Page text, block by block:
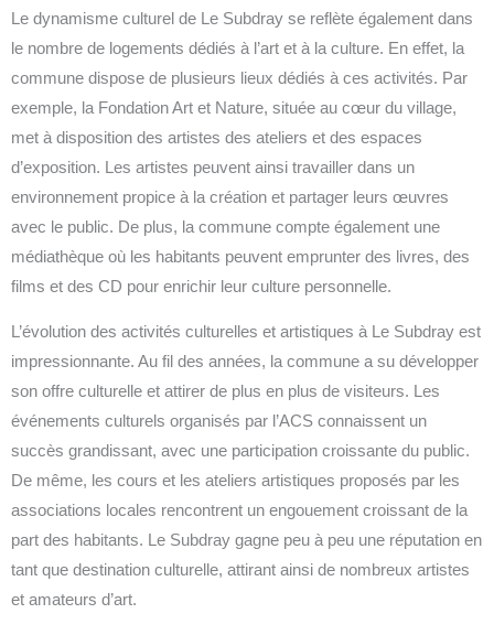
Le dynamisme culturel de Le Subdray se reflète également dans
le nombre de logements dédiés à l’art et à la culture. En effet, la
commune dispose de plusieurs lieux dédiés à ces activités. Par
exemple, la Fondation Art et Nature, située au cœur du village,
met à disposition des artistes des ateliers et des espaces
d’exposition. Les artistes peuvent ainsi travailler dans un
environnement propice à la création et partager leurs œuvres
avec le public. De plus, la commune compte également une
médiathèque où les habitants peuvent emprunter des livres, des
films et des CD pour enrichir leur culture personnelle.
L’évolution des activités culturelles et artistiques à Le Subdray est
impressionnante. Au fil des années, la commune a su développer
son offre culturelle et attirer de plus en plus de visiteurs. Les
événements culturels organisés par l’ACS connaissent un
succès grandissant, avec une participation croissante du public.
De même, les cours et les ateliers artistiques proposés par les
associations locales rencontrent un engouement croissant de la
part des habitants. Le Subdray gagne peu à peu une réputation en
tant que destination culturelle, attirant ainsi de nombreux artistes
et amateurs d’art.